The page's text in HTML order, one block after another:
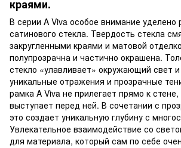
краями.
В серии A Viva особое внимание уделено
сатинового стекла. Твердость стекла
закругленными краями и матовой
полупрозрачна и частично окрашена.
стекло «улавливает» окружающий свет
уникальные отражения и прозрачные
рамка A Viva не прилегает прямо к стене,
выступает перед ней. В сочетании с
это создает уникальную глубину с
Увлекательное взаимодействие со
для материала, который сам по себе